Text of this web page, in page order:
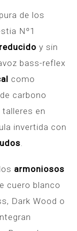
de los
Nº1
y sin
bass-reflex
como
carbono
en
invertida con
.
armoniosos
cuero blanco
Dark Wood o